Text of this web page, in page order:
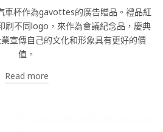
車杯作為gavottes的廣告贈品。禮品紅
刷不同logo，來作為會議紀念品，慶典
宣傳自己的文化和形象具有更好的價
值。
Read more